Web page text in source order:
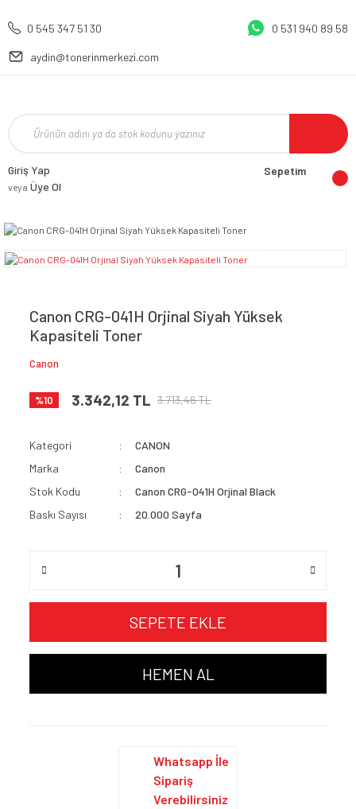
0 545 347 51 30 0 531 940 89 58
aydin@tonerinmerkezi.com
Giriş Yap
veya Üye Ol
Sepetim
Canon CRG-041H Orjinal Siyah Yüksek
Kapasiteli Toner
Canon
%10 3.342,12 TL 3.713,46 TL
Kategori
CANON
Marka
Canon
Stok Kodu
Canon CRG-041H Orjinal Black
Baskı Sayısı
20.000 Sayfa
SEPETE EKLE
HEMEN AL
Whatsapp İle
Sipariş
Verebilirsiniz